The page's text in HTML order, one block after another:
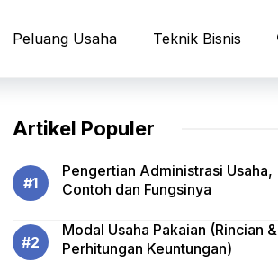
Peluang Usaha Teknik Bisnis
Artikel Populer
Pengertian Administrasi Usaha,
Contoh dan Fungsinya
Modal Usaha Pakaian (Rincian &
Perhitungan Keuntungan)